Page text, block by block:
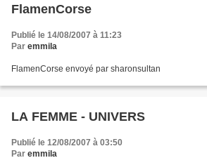
FlamenCorse
Publié le 14/08/2007 à 11:23
Par emmila
FlamenCorse envoyé par sharonsultan
LA FEMME - UNIVERS
Publié le 12/08/2007 à 03:50
Par emmila